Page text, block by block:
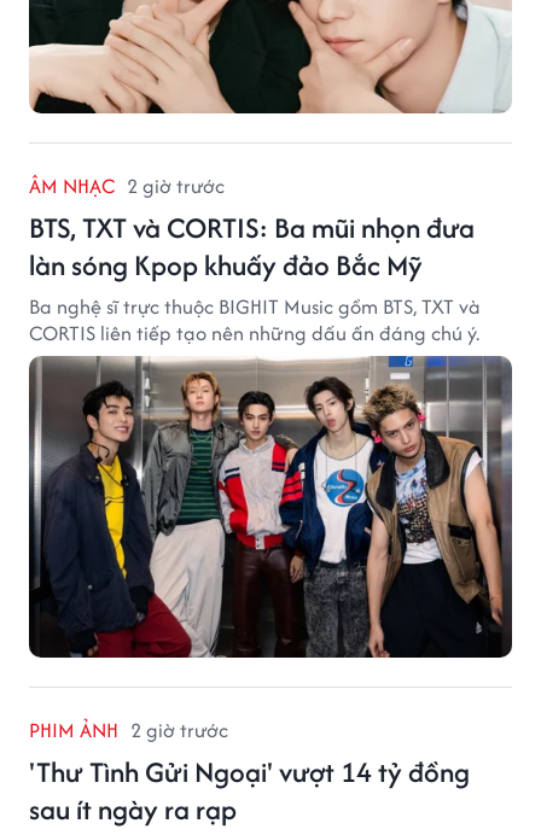
ÂM NHẠC 2 giờ trước
BTS, TXT và CORTIS: Ba mũi nhọn đưa
làn sóng Kpop khuấy đảo Bắc Mỹ
Ba nghệ sĩ trực thuộc BIGHIT Music gồm BTS, TXT và
CORTIS liên tiếp tạo nên những dấu ấn đáng chú ý.
PHIM ẢNH 2 giờ trước
'Thư Tình Gửi Ngoại' vượt 14 tỷ đồng
sau ít ngày ra rạp